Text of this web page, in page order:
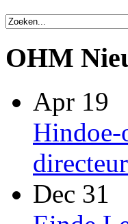
OHM
Apr 19
Hindoe-
directeur
Dec 31